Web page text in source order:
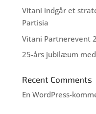
Vitani indgår et
Partisia
Vitani Partnerevent
25-års jubilæum med
Recent Comments
En WordPress-